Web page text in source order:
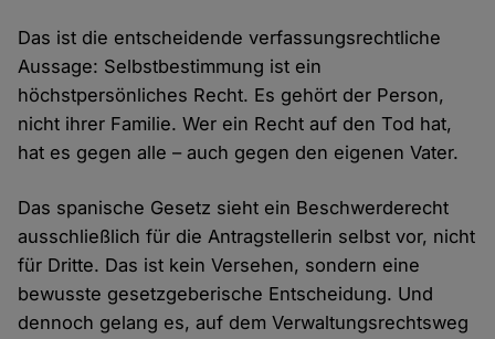
Das ist die entscheidende verfassungsrechtliche
Aussage: Selbstbestimmung ist ein
höchstpersönliches Recht. Es gehört der Person,
nicht ihrer Familie. Wer ein Recht auf den Tod hat,
hat es gegen alle – auch gegen den eigenen Vater.
Das spanische Gesetz sieht ein Beschwerderecht
ausschließlich für die Antragstellerin selbst vor, nicht
für Dritte. Das ist kein Versehen, sondern eine
bewusste gesetzgeberische Entscheidung. Und
dennoch gelang es, auf dem Verwaltungsrechtsweg